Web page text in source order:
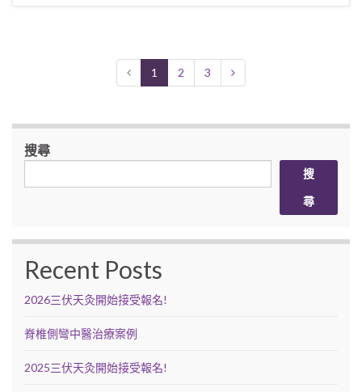
1 2 3
搜尋
搜
尋
Recent Posts
2026三伏天灸開始接受報名!
脊椎側彎中醫治療案例
2025三伏天灸開始接受報名!